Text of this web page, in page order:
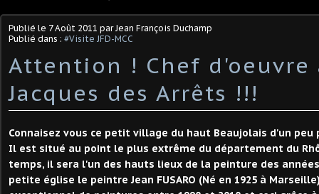
Publié le 7 Août 2011 par Jean François Duchamp
Publié dans : #Visite JFD-MCC
Attention ! Chef d'oeuvre
Jacques des Arrêts !!!
Connaisez vous ce petit village du haut Beaujolais d'un peu
Il est situé au point le plus extrême du département du
temps, il sera l'un des hauts lieux de la peinture des
petite église le peintre Jean FUSARO (Né en 1925 à